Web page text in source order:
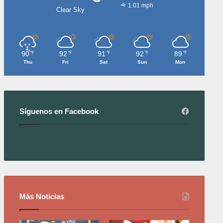
Clear Sky
1.01 mph
90 ℉
Thu
92 ℉
Fri
91 ℉
Sat
92 ℉
Sun
89 ℉
Mon
Síguenos en Facebook
Más Noticias